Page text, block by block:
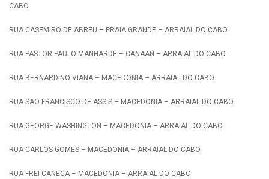
CABO
RUA CASEMIRO DE ABREU – PRAIA GRANDE – ARRAIAL DO CABO
RUA PASTOR PAULO MANHARDE – CANAAN – ARRAIAL DO CABO
RUA BERNARDINO VIANA – MACEDONIA – ARRAIAL DO CABO
RUA SAO FRANCISCO DE ASSIS – MACEDONIA – ARRAIAL DO CABO
RUA GEORGE WASHINGTON – MACEDONIA – ARRAIAL DO CABO
RUA CARLOS GOMES – MACEDONIA – ARRAIAL DO CABO
RUA FREI CANECA – MACEDONIA – ARRAIAL DO CABO